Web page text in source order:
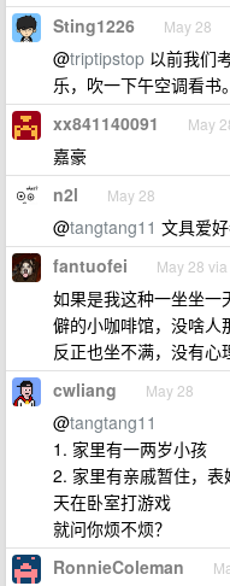
Sting1226 May 28
@triptipstop 以前我们
乐，吹一下午空调看书。
xx841140091 May
嘉豪
n2l May 28
@tangtang11 文具爱好
fantuofei May 28
如果是我这种一坐坐一
僻的小咖啡馆，没啥人
反正也坐不满，没有心
cwliang May 28
@tangtang11
1. 家里有一两岁小孩
2. 家里有亲戚暂住，
天在卧室打游戏
就问你烦不烦？
RonnieColeman